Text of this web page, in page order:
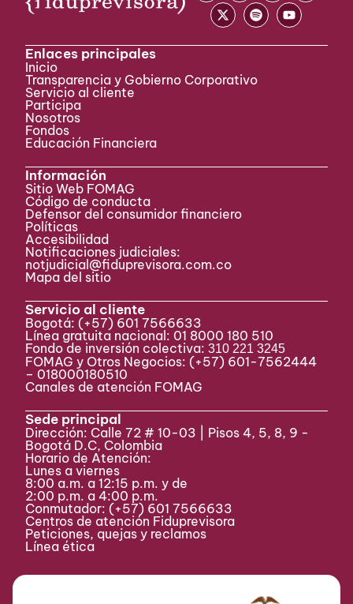
Enlaces principales
Inicio
Transparencia y Gobierno Corporativo
Servicio al cliente
Participa ​
Nosotros
Fondos
Educación Financiera
Información
Sitio Web FOMAG
Código de conducta
Defensor del consumidor financiero
Políticas
Accesibilidad
Notificaciones judiciales:
notjudicial@fiduprevisora.com.co
Mapa del sitio
Servicio al cliente
Bogotá: (+57) 601 7566633
Línea gratuita nacional: 01 8000 180 510
Fondo de inversión colectiva:310 221 3245
FOMAG y Otros Negocios: (+57) 601-7562444
– 018000180510
Canales de atención FOMAG
Sede principal
Dirección: Calle 72 # 10-03 | Pisos 4, 5, 8, 9 -
Bogotá D.C, Colombia
Horario de Atención:
Lunes a viernes
8:00 a.m. a 12:15 p.m. y de
2:00 p.m. a 4:00 p.m.
Conmutador: (+57) 601 7566633
Centros de atención Fiduprevisora
Peticiones, quejas y reclamos
Línea ética